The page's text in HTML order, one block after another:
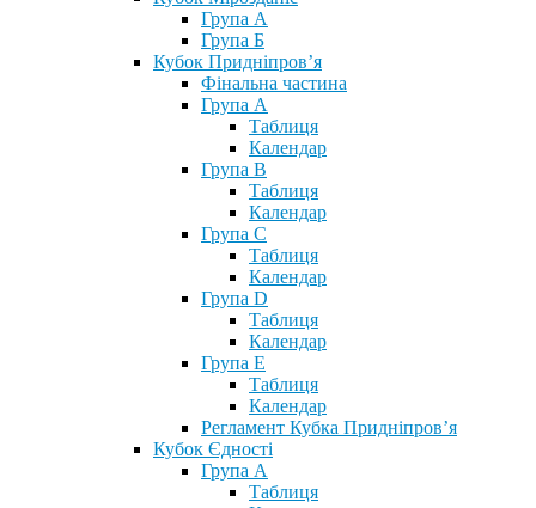
Група А
Група Б
Кубок Придніпров’я
Фінальна частина
Група А
Таблиця
Календар
Група В
Таблиця
Календар
Група С
Таблиця
Календар
Група D
Таблиця
Календар
Група Е
Таблиця
Календар
Регламент Кубка Придніпров’я
Кубок Єдності
Група А
Таблиця